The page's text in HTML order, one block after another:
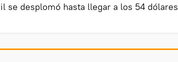
se desplomó hasta llegar a los 54